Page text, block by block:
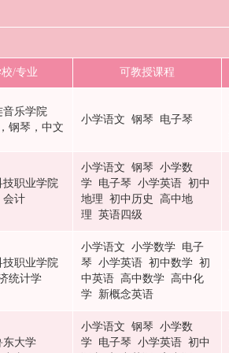
/专业 可教授课程
音乐学院
钢琴，中文
小学语文 钢琴 电子琴
技职业学院
会计
小学语文 钢琴 小学数
学 电子琴 小学英语 初中
地理 初中历史 高中地
理 英语四级
技职业学院
统计学
小学语文 小学数学 电子
琴 小学英语 初中数学 初
中英语 高中数学 高中化
学 新概念英语
东大学
小学语文 钢琴 小学数
学 电子琴 小学英语 初中